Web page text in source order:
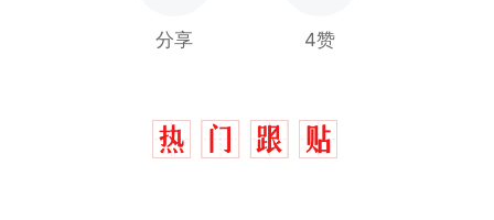
分享 4赞